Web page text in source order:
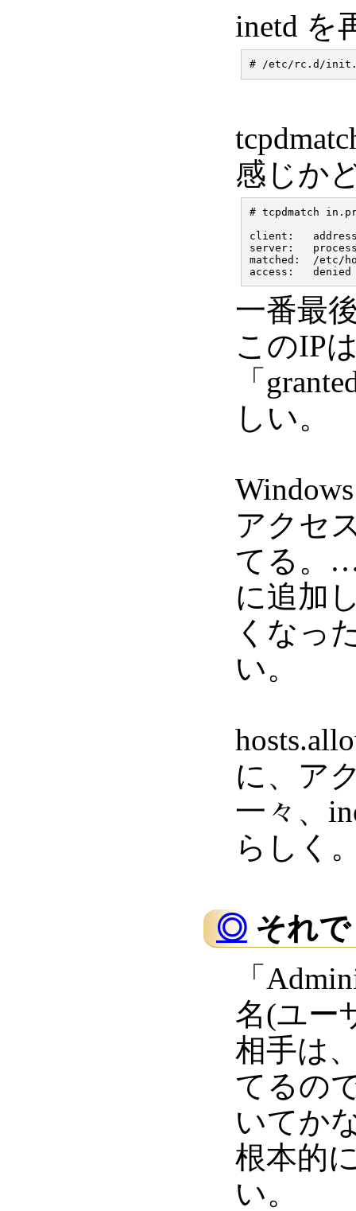
inetd を
感じか
# tcpdmatch
client:
server:
matched:  /etc/
一番最
このIP
「
しい。
アクセ
てる。
に追加
くなっ
い。
に、ア
一々、
らしく
◎ それ
「
名(ユー
相手は
てるの
いてか
根本的
い。